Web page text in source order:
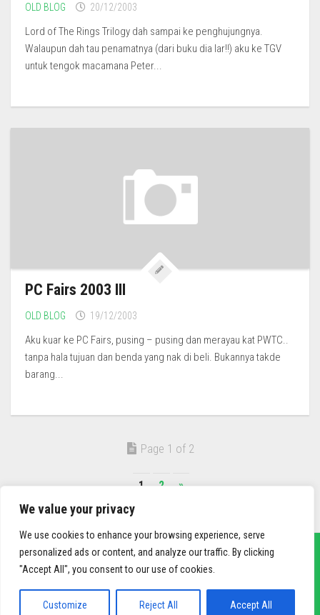
We value your privacy
We use cookies to enhance your browsing experience, serve
personalized ads or content, and analyze our traffic. By clicking
"Accept All", you consent to our use of cookies.
Customize Reject All Accept All
OLD BLOG 20/12/2003
Lord of The Rings Trilogy dah sampai ke penghujungnya.
Walaupun dah tau penamatnya (dari buku dia lar!!) aku ke TGV
untuk tengok macamana Peter...
PC Fairs 2003 III
OLD BLOG 19/12/2003
Aku kuar ke PC Fairs, pusing – pusing dan merayau kat PWTC..
tanpa hala tujuan dan benda yang nak di beli. Bukannya takde
barang...
Page 1 of 2
1 2 »
sief3r.com
Powered byWordPress. Theme byAlx.